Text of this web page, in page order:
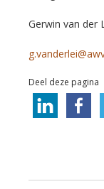
Gerwin van der
Deel deze pagina